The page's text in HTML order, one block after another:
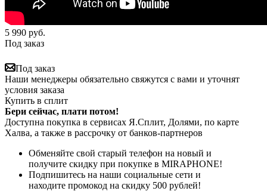
5 990 руб.
Под заказ
Под заказ
Наши менеджеры обязательно свяжутся с вами и уточнят
условия заказа
Купить в сплит
Бери сейчас, плати потом!
Доступна покупка в сервисах Я.Сплит, Долями, по карте
Халва, а также в рассрочку от банков-партнеров
Обменяйте свой старый телефон на новый и
получите скидку при покупке в MIRAPHONE!
Подпишитесь на наши социальные сети и
находите промокод на скидку 500 рублей!